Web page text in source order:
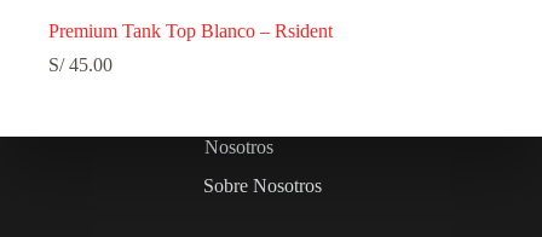
Premium Tank Top Blanco – Rsident
S/45.00
Nosotros
Sobre Nosotros